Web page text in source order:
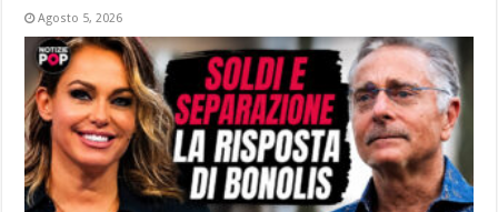
Agosto 5, 2026